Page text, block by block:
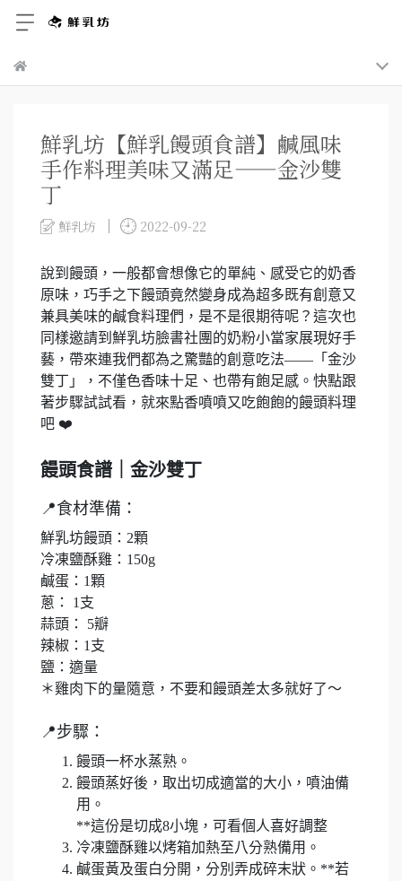
鮮乳坊【鮮乳饅頭食譜】鹹風味
手作料理美味又滿足——金沙雙
丁
鮮乳坊 2022-09-22
說到饅頭，一般都會想像它的單純、感受它的奶香
原味，巧手之下饅頭竟然變身成為超多既有創意又
兼具美味的鹹食料理們，是不是很期待呢？這次也
同樣邀請到鮮乳坊臉書社團的奶粉小當家展現好手
藝，帶來連我們都為之驚豔的創意吃法——「金沙
雙丁」，不僅色香味十足、也帶有飽足感。快點跟
著步驟試試看，就來點香噴噴又吃飽飽的饅頭料理
吧 ❤️​
饅頭食譜｜金沙雙丁
📍食材準備：
鮮乳坊饅頭：2顆​
冷凍鹽酥雞：150g​
鹹蛋：1顆​
蔥： 1支​
蒜頭：​ 5瓣​
辣椒：1支​
鹽：適量​
＊雞肉下的量隨意，不要和饅頭差太多就好了～
📍步驟：
饅頭一杯水蒸熟。
饅頭蒸好後，取出切成適當的大小，噴油備
用。
**這份是切成8小塊，可看個人喜好調整
冷凍鹽酥雞以烤箱加熱至八分熟備用。
鹹蛋黃及蛋白分開，分別弄成碎末狀。**若